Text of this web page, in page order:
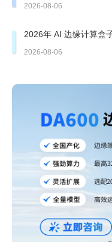
2026-08-06
2026年 AI 边缘计算盒
哪些坑？
2026-08-06